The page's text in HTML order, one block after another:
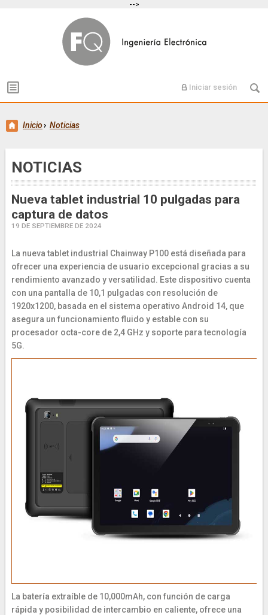
-->
Iniciar sesión
Inicio› Noticias
NOTICIAS
Nueva tablet industrial 10 pulgadas para
captura de datos
19 DE SEPTIEMBRE DE 2024
La nueva tablet industrial Chainway P100 está diseñada para
ofrecer una experiencia de usuario excepcional gracias a su
rendimiento avanzado y versatilidad. Este dispositivo cuenta
con una pantalla de 10,1 pulgadas con resolución de
1920x1200, basada en el sistema operativo Android 14, que
asegura un funcionamiento fluido y estable con su
procesador octa-core de 2,4 GHz y soporte para tecnología
5G.
La batería extraíble de 10,000mAh, con función de carga
rápida y posibilidad de intercambio en caliente, ofrece una